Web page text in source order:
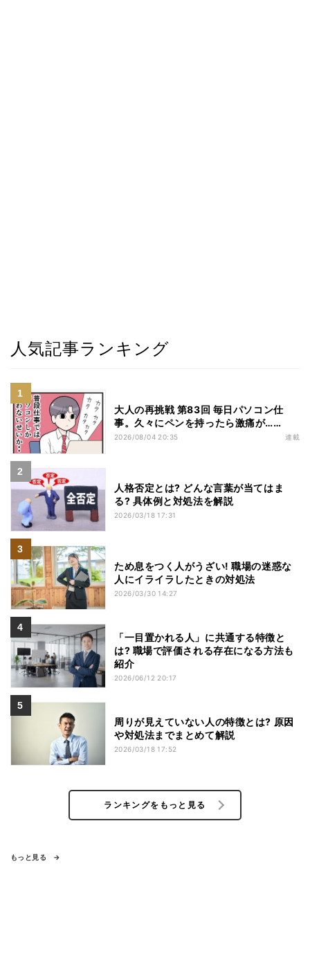
人気記事ランキング
大人の再挑戦 第83回 毎日パソコン仕
事。久々にペンを持ったら激痛が……
2026/08/04 20:35 連載
人格否定とは? どんな言葉が当てはま
る? 具体例と対処法を解説
2026/03/18 17:31
ため息をつく人がうざい! 職場の迷惑な
人にイライラしたときの対処法
2026/03/30 14:27
「一目置かれる人」に共通する特徴と
は? 職場で評価される存在になる方法も
紹介
2026/06/12 20:17
周りが見えていない人の特徴とは? 原因
や対処法までまとめて解説
2026/03/18 17:52
ランキングをもっと見る
もっと見る